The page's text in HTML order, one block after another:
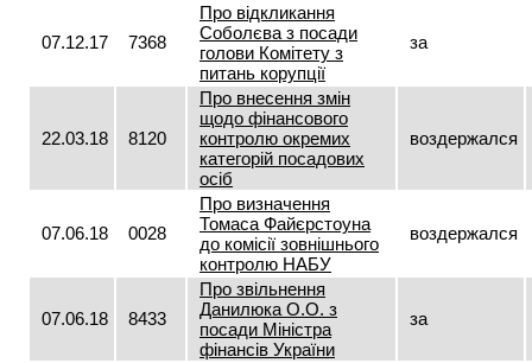
07.12.17 7368
Про відкликання
Соболєва з посади
голови Комітету з
питань корупції
за
22.03.18 8120
Про внесення змін
щодо фінансового
контролю окремих
категорій посадових
осіб
воздержался
07.06.18 0028
Про визначення
Томаса Файєрстоуна
до комісії зовнішнього
контролю НАБУ
воздержался
07.06.18 8433
Про звільнення
Данилюка О.О. з
посади Міністра
фінансів України
за